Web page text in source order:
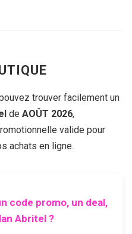
trouver facilement un
de AOÛT 2026,
valide pour
achats en ligne.
code promo, un deal,
Abritel?